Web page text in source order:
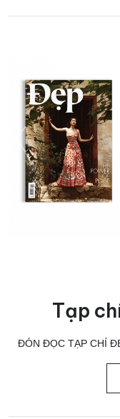
Tạp
ĐÓN ĐỌC TẠP CHÍ